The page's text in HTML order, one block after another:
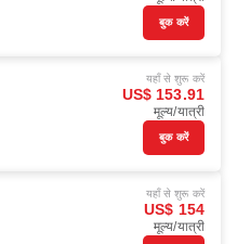
बुक करें
यहाँ से शुरू करें
US$ 153.91
मूल्य/यात्री
बुक करें
यहाँ से शुरू करें
US$ 154
मूल्य/यात्री